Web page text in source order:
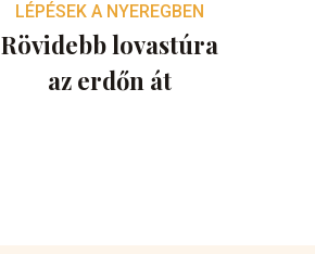
LÉPÉSEK A NYEREGBEN
Rövidebb lovastúra
az erdőn át